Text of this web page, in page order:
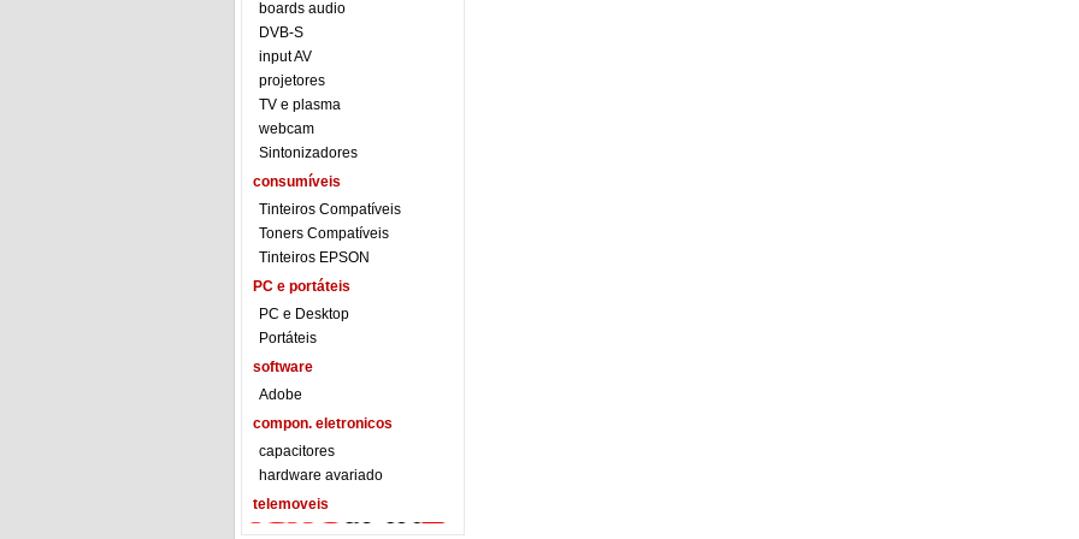
boards audio
DVB-S
input AV
projetores
TV e plasma
webcam
Sintonizadores
consumíveis
Tinteiros Compatíveis
Toners Compatíveis
Tinteiros EPSON
PC e portáteis
PC e Desktop
Portáteis
software
Adobe
compon. eletronicos
capacitores
hardware avariado
telemoveis